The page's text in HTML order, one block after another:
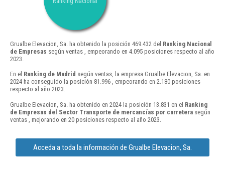
Grualbe Elevacion, Sa. ha obtenido la posición 469.432 del Ranking Nacional
de Empresas según ventas , empeorando en 4.095 posiciones respecto al año
2023.
En el Ranking de Madrid según ventas, la empresa Grualbe Elevacion, Sa. en
2024 ha conseguido la posición 81.996 , empeorando en 2.180 posiciones
respecto al año 2023.
Grualbe Elevacion, Sa. ha obtenido en 2024 la posición 13.831 en el Ranking
de Empresas del Sector Transporte de mercancías por carretera según
ventas , mejorando en 20 posiciones respecto al año 2023.
Acceda a toda la información de Grualbe Elevacion, Sa.